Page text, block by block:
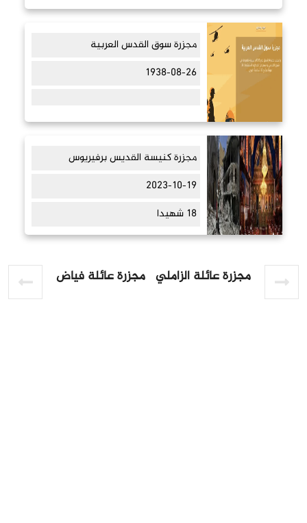
مجزرة سوق القدس العربية
1938-08-26
مجزرة كنيسة القديس برفيريوس
2023-10-19
18 شهيدا
مجزرة عائلة الزاملي مجزرة عائلة فياض